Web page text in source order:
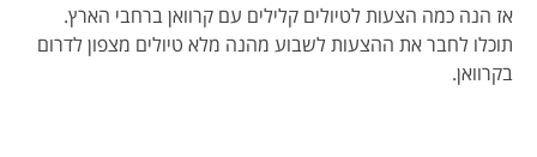
אז הנה כמה הצעות לטיולים קלילים עם קרוואן ברחבי הארץ.
תוכלו לחבר את ההצעות לשבוע מהנה מלא טיולים מצפון לדרום
בקרוואן.